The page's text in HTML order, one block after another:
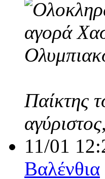
Παίκτης
11/01
Βαλένθια